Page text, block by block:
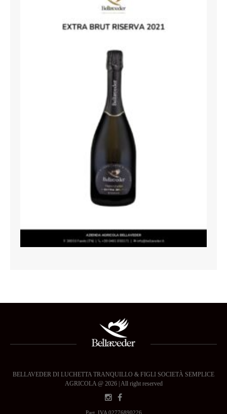
BELLAVEDER DI LUCHETTA TRANQUILLO & FIGLI SOCIETÀ SEMPLICE
AGRICOLA @ 2026 | All right reserved
Part. IVA 02776890226